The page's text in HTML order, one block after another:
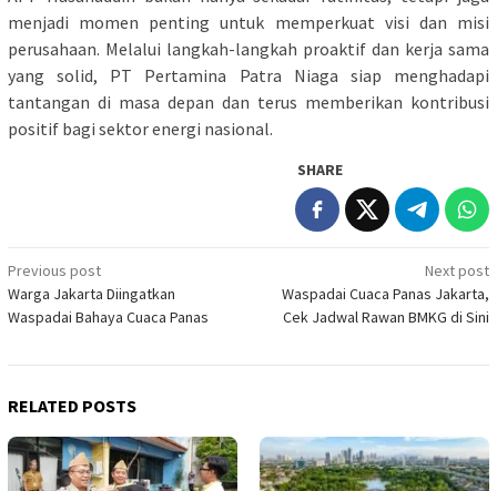
menjadi momen penting untuk memperkuat visi dan misi
perusahaan. Melalui langkah-langkah proaktif dan kerja sama
yang solid, PT Pertamina Patra Niaga siap menghadapi
tantangan di masa depan dan terus memberikan kontribusi
positif bagi sektor energi nasional.
SHARE
Post
navigation
Previous post
Warga Jakarta Diingatkan
Waspadai Bahaya Cuaca Panas
Next post
Waspadai Cuaca Panas Jakarta,
Cek Jadwal Rawan BMKG di Sini
RELATED POSTS